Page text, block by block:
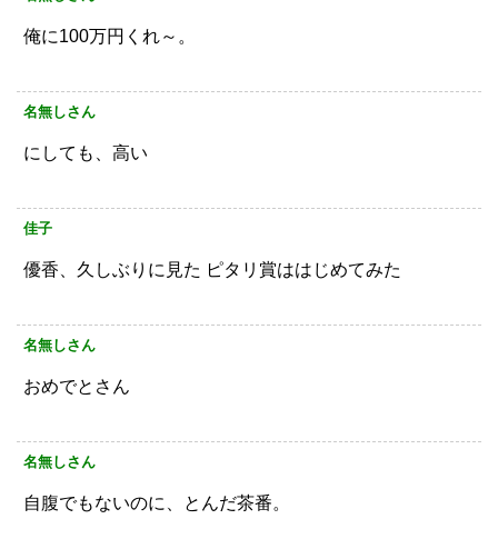
俺に100万円くれ～。
名無しさん
にしても、高い
佳子
優香、久しぶりに見た ピタリ賞ははじめてみた
名無しさん
おめでとさん
名無しさん
自腹でもないのに、とんだ茶番。